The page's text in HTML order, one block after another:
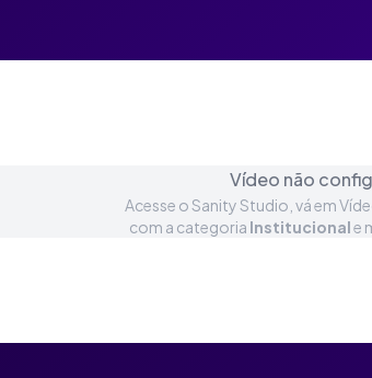
Vídeo não
Acesse o Sanity Studio, vá em
com a categoria Institucionale